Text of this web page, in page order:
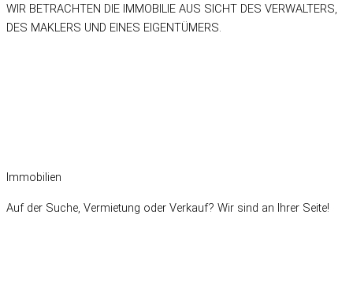
WIR BETRACHTEN DIE IMMOBILIE AUS SICHT DES VERWALTERS,
DES MAKLERS UND EINES EIGENTÜMERS.
Immobilien
Auf der Suche, Vermietung oder Verkauf? Wir sind an Ihrer Seite!